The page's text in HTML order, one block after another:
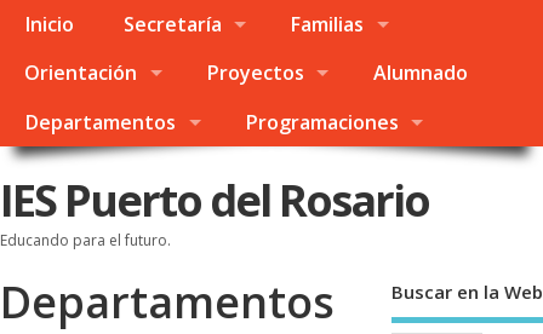
Inicio Secretaría
Familias
Orientación
Proyectos
Alumnado
Departamentos
Programaciones
IES Puerto del Rosario
Educando para el futuro.
Departamentos Buscar en la Web